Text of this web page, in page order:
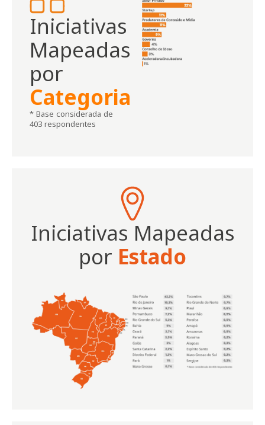
Iniciativas
Mapeadas
por
Categoria
* Base considerada de
403 respondentes
Iniciativas Mapeadas
por Estado